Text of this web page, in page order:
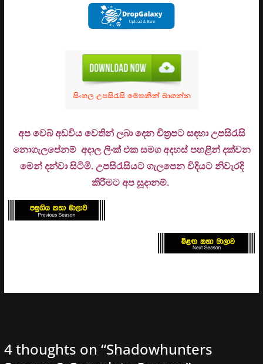
අප වෙබ් අඩවිය වෙතින් ලබා දෙන චිත්‍රපට සඳහා උපසිරැසි
නොගැලපේනම් අදාල ලිංක් එක සමග අදහස් පහළින් දක්වන
මෙන් දන්වා සිටිමි. උපසිරැසියට ගැලපෙන විදියට නිවැරදි
කිරීමට අප සූදානම්.
4 thoughts on “Shadowhunters